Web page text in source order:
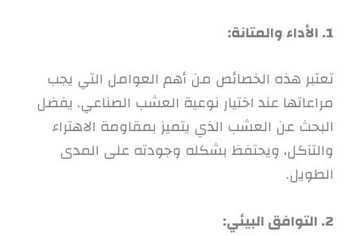
1. الأداء والمتانة:
تعتبر هذه الخصائص من أهم العوامل التي يجب
مراعاتها عند اختيار نوعية العشب الصناعي. يفضل
البحث عن العشب الذي يتميز بمقاومة الاهتراء
والتآكل، ويحتفظ بشكله وجودته على المدى
الطويل.
2. التوافق البيئي: